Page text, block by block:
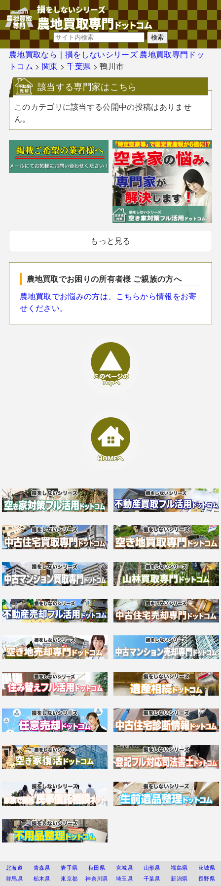
農地買取なら｜損をしないシリーズ 農地買取専門ドッ
トコム > 関東 >千葉県 >鴨川市
該当する専門家はこちら
このカテゴリに該当する公開中の投稿はありませ
ん。
もっと見る
農地買取でお困りの所有者様 ご親族の方へ
農地買取でお悩みの方は、こちらから情報をお寄
せください。
北海道 青森県 岩手県 秋田県 宮城県 山形県 福島県
茨城県
群馬県
栃木県 東京都 神奈川県 埼玉県 千葉県 新潟県
長野県